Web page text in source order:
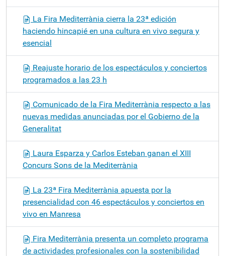
La Fira Mediterrània cierra la 23ª edición
haciendo hincapié en una cultura en vivo segura y
esencial
Reajuste horario de los espectáculos y conciertos
programados a las 23 h
Comunicado de la Fira Mediterrània respecto a las
nuevas medidas anunciadas por el Gobierno de la
Generalitat
Laura Esparza y Carlos Esteban ganan el XIII
Concurs Sons de la Mediterrània
La 23ª Fira Mediterrània apuesta por la
presencialidad con 46 espectáculos y conciertos en
vivo en Manresa
Fira Mediterrània presenta un completo programa
de actividades profesionales con la sostenibilidad